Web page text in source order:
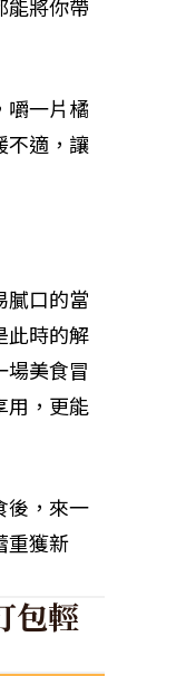
能將你帶
嚼一片橘
不適，讓
膩口的當
此時的解
場美食冒
用，更能
後，來一
重獲新
包輕